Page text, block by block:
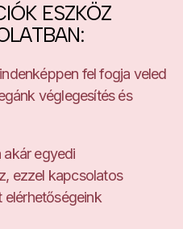
ESZKÖZ
fel fogja veled
véglegesítés és
akár egyedi
ezzel kapcsolatos
elérhetőségeink